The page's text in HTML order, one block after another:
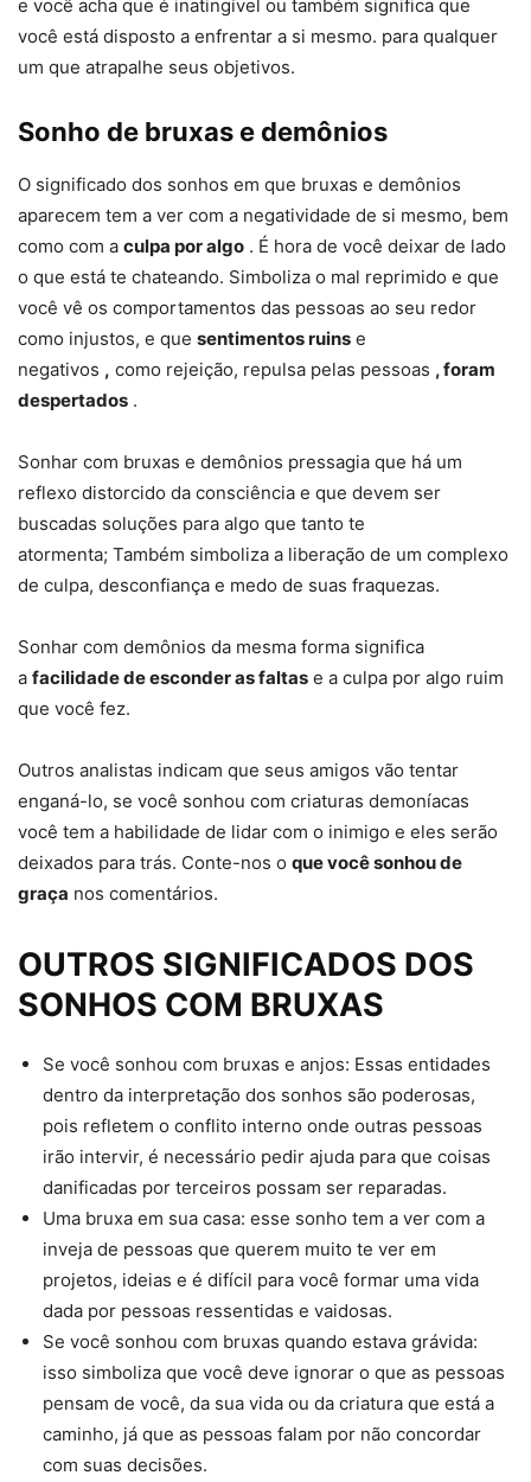
e você acha que é inatingível ou também significa que
você está disposto a enfrentar a si mesmo. para qualquer
um que atrapalhe seus objetivos.
Sonho de bruxas e demônios
O significado dos sonhos em que bruxas e demônios
aparecem tem a ver com a negatividade de si mesmo, bem
como com a culpa por algo . É hora de você deixar de lado
o que está te chateando. Simboliza o mal reprimido e que
você vê os comportamentos das pessoas ao seu redor
como injustos, e que sentimentos ruins e
negativos , como rejeição, repulsa pelas pessoas , foram
despertados .
Sonhar com bruxas e demônios pressagia que há um
reflexo distorcido da consciência e que devem ser
buscadas soluções para algo que tanto te
atormenta; Também simboliza a liberação de um complexo
de culpa, desconfiança e medo de suas fraquezas.
Sonhar com demônios da mesma forma significa
a facilidade de esconder as faltas e a culpa por algo ruim
que você fez.
Outros analistas indicam que seus amigos vão tentar
enganá-lo, se você sonhou com criaturas demoníacas
você tem a habilidade de lidar com o inimigo e eles serão
deixados para trás. Conte-nos o que você sonhou de
graça nos comentários.
OUTROS SIGNIFICADOS DOS
SONHOS COM BRUXAS
Se você sonhou com bruxas e anjos: Essas entidades
dentro da interpretação dos sonhos são poderosas,
pois refletem o conflito interno onde outras pessoas
irão intervir, é necessário pedir ajuda para que coisas
danificadas por terceiros possam ser reparadas.
Uma bruxa em sua casa: esse sonho tem a ver com a
inveja de pessoas que querem muito te ver em
projetos, ideias e é difícil para você formar uma vida
dada por pessoas ressentidas e vaidosas.
Se você sonhou com bruxas quando estava grávida:
isso simboliza que você deve ignorar o que as pessoas
pensam de você, da sua vida ou da criatura que está a
caminho, já que as pessoas falam por não concordar
com suas decisões.